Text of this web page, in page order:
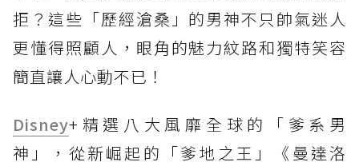
拒？這些「歷經滄桑」的男神不只帥氣迷人
更懂得照顧人，眼角的魅力紋路和獨特笑容
簡直讓人心動不已！
Disney+精選八大風靡全球的「爹系男
神」，從新崛起的「爹地之王」《曼達洛